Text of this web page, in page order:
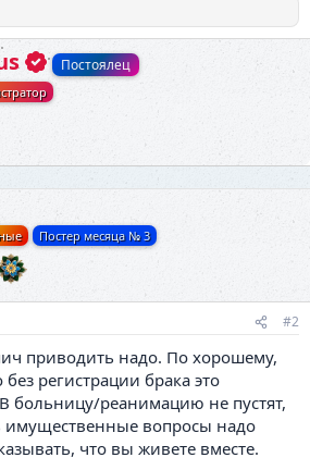
Постоялец
Постер месяца № 3
#2
приводить надо. По хорошему,
регистрации брака это
больницу/реанимацию не пустят,
имущественные вопросы надо
что вы живете вместе.